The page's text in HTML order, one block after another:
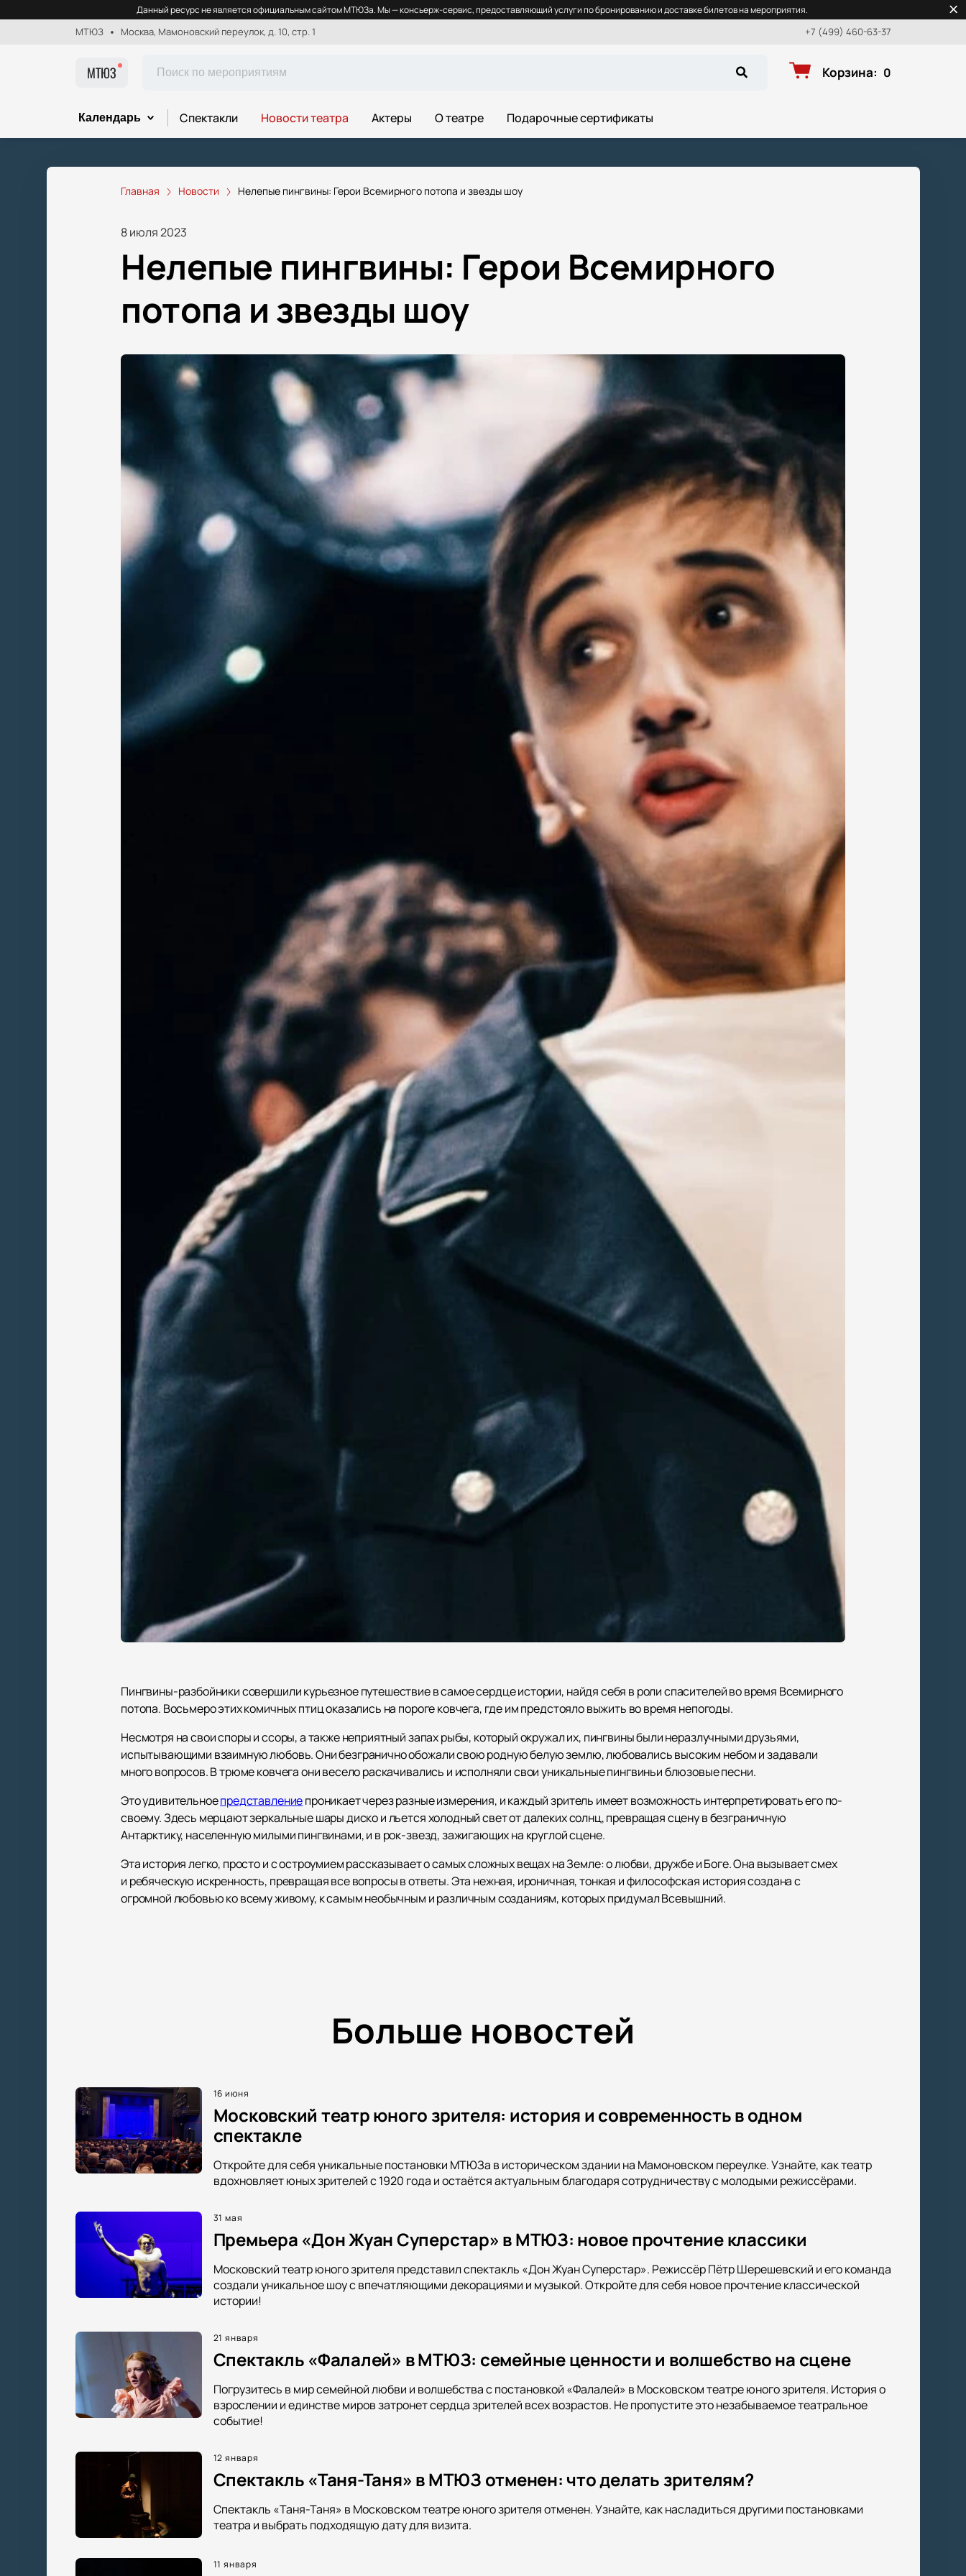
Данный ресурс не является официальным сайтом МТЮЗа. Мы — консьерж-сервис, предоставляющий услуги по бронированию и доставке билетов на мероприятия.
МТЮЗ Москва, Мамоновский переулок, д. 10, стр. 1 +7 (499) 460-63-37
МТЮЗ Корзина: 0
Календарь Спектакли Новости театра Актеры О театре Подарочные сертификаты
Главная Новости Нелепые пингвины: Герои Всемирного потопа и звезды шоу
8 июля 2023
Нелепые пингвины: Герои Всемирного
потопа и звезды шоу
Пингвины-разбойники совершили курьезное путешествие в самое сердце истории, найдя себя в роли спасителей во время Всемирного
потопа. Восьмеро этих комичных птиц оказались на пороге ковчега, где им предстояло выжить во время непогоды.
Несмотря на свои споры и ссоры, а также неприятный запах рыбы, который окружал их, пингвины были неразлучными друзьями,
испытывающими взаимную любовь. Они безгранично обожали свою родную белую землю, любовались высоким небом и задавали
много вопросов. В трюме ковчега они весело раскачивались и исполняли свои уникальные пингвиньи блюзовые песни.
Это удивительноепредставлениепроникает через разные измерения, и каждый зритель имеет возможность интерпретировать его по-
своему. Здесь мерцают зеркальные шары диско и льется холодный свет от далеких солнц, превращая сцену в безграничную
Антарктику, населенную милыми пингвинами, и в рок-звезд, зажигающих на круглой сцене.
Эта история легко, просто и с остроумием рассказывает о самых сложных вещах на Земле: о любви, дружбе и Боге. Она вызывает смех
и ребяческую искренность, превращая все вопросы в ответы. Эта нежная, ироничная, тонкая и философская история создана с
огромной любовью ко всему живому, к самым необычным и различным созданиям, которых придумал Всевышний.
Больше новостей
16 июня
Московский театр юного зрителя: история и современность в одном
спектакле
Откройте для себя уникальные постановки МТЮЗа в историческом здании на Мамоновском переулке. Узнайте, как театр
вдохновляет юных зрителей с 1920 года и остаётся актуальным благодаря сотрудничеству с молодыми режиссёрами.
31 мая
Премьера «Дон Жуан Суперстар» в МТЮЗ: новое прочтение классики
Московский театр юного зрителя представил спектакль «Дон Жуан Суперстар». Режиссёр Пётр Шерешевский и его команда
создали уникальное шоу с впечатляющими декорациями и музыкой. Откройте для себя новое прочтение классической
истории!
21 января
Спектакль «Фалалей» в МТЮЗ: семейные ценности и волшебство на сцене
Погрузитесь в мир семейной любви и волшебства с постановкой «Фалалей» в Московском театре юного зрителя. История о
взрослении и единстве миров затронет сердца зрителей всех возрастов. Не пропустите это незабываемое театральное
событие!
12 января
Спектакль «Таня-Таня» в МТЮЗ отменен: что делать зрителям?
Спектакль «Таня-Таня» в Московском театре юного зрителя отменен. Узнайте, как насладиться другими постановками
театра и выбрать подходящую дату для визита.
11 января